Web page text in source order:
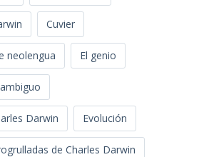
Cuvier
neolengua El genio
Darwin Evolución
de Charles Darwin